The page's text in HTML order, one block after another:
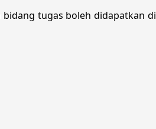
tugas boleh didapatkan di